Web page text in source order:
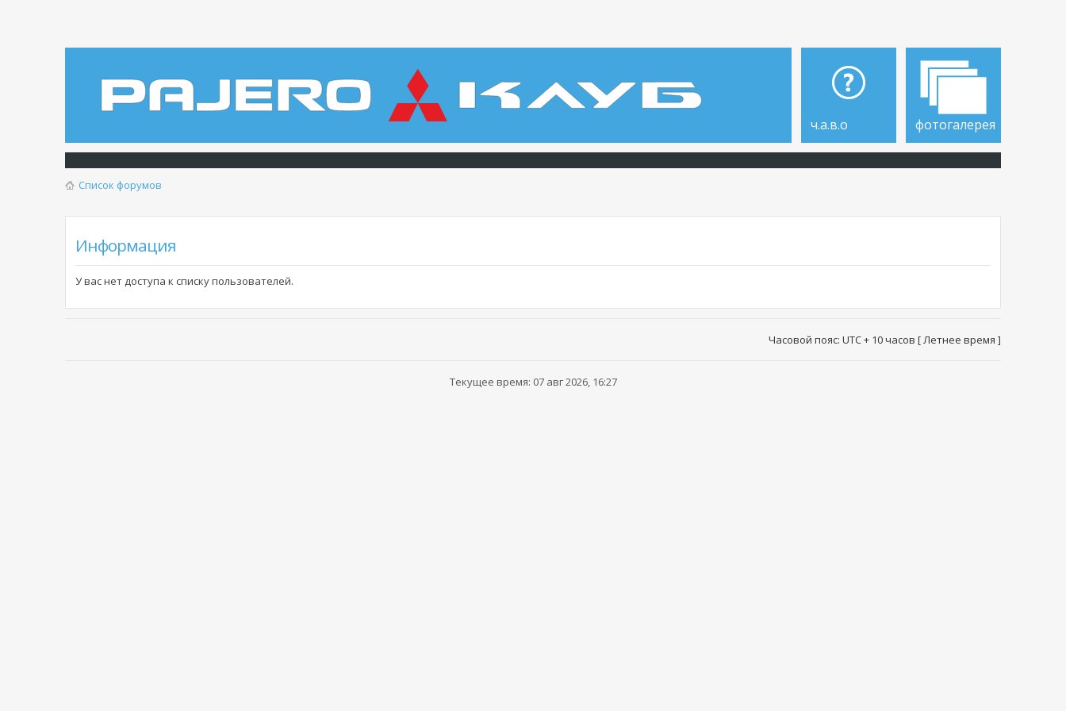
ч.а.в.о фотогалерея
Список форумов
Информация
У вас нет доступа к списку пользователей.
Часовой пояс: UTC + 10 часов [ Летнее время ]
Текущее время: 07 авг 2026, 16:27